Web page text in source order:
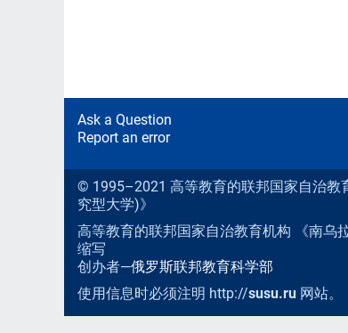
Ask a Question
Report an error
© 1995–2021 高等教育的联邦国家自治教
究型大学)》
高等教育的联邦国家自治教育机构 《南乌
缩写
创办者—俄罗斯联邦教育科学部
使用信息时必须注明 http://susu.ru 网站。